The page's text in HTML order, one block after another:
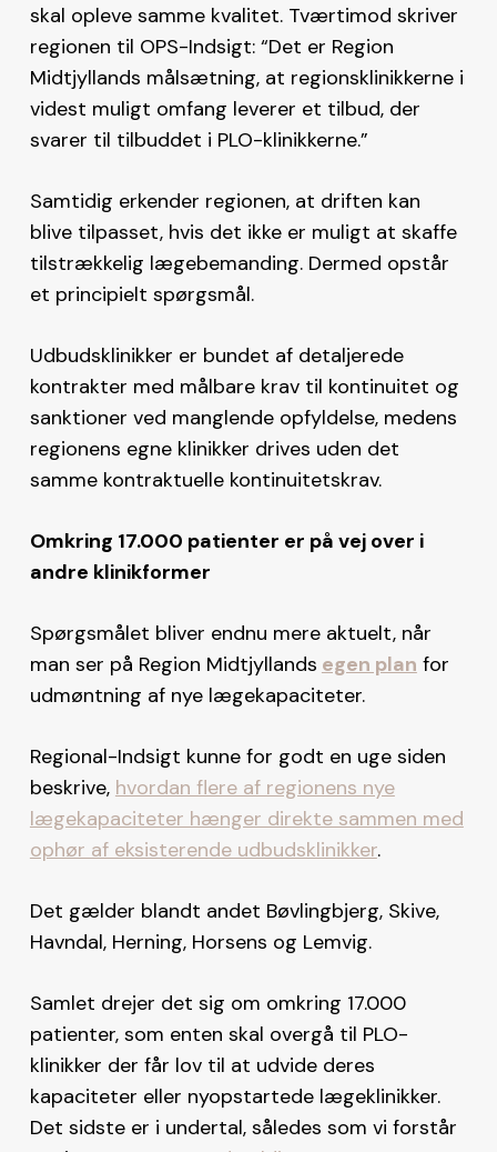
skal opleve samme kvalitet. Tværtimod skriver
regionen til OPS-Indsigt: “Det er Region
Midtjyllands målsætning, at regionsklinikkerne i
videst muligt omfang leverer et tilbud, der
svarer til tilbuddet i PLO-klinikkerne.”
Samtidig erkender regionen, at driften kan
blive tilpasset, hvis det ikke er muligt at skaffe
tilstrækkelig lægebemanding. Dermed opstår
et principielt spørgsmål.
Udbudsklinikker er bundet af detaljerede
kontrakter med målbare krav til kontinuitet og
sanktioner ved manglende opfyldelse, medens
regionens egne klinikker drives uden det
samme kontraktuelle kontinuitetskrav.
Omkring 17.000 patienter er på vej over i
andre klinikformer
Spørgsmålet bliver endnu mere aktuelt, når
man ser på Region Midtjyllands egen plan for
udmøntning af nye lægekapaciteter.
Regional-Indsigt kunne for godt en uge siden
beskrive, hvordan flere af regionens nye
lægekapaciteter hænger direkte sammen med
ophør af eksisterende udbudsklinikker.
Det gælder blandt andet Bøvlingbjerg, Skive,
Havndal, Herning, Horsens og Lemvig.
Samlet drejer det sig om omkring 17.000
patienter, som enten skal overgå til PLO-
klinikker der får lov til at udvide deres
kapaciteter eller nyopstartede lægeklinikker.
Det sidste er i undertal, således som vi forstår